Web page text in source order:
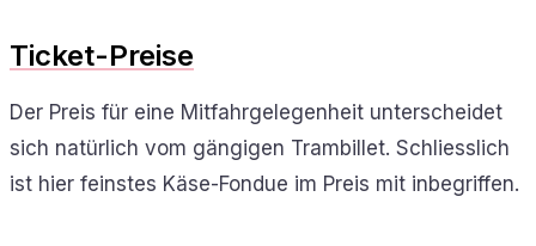
Ticket-Preise
Der Preis für eine Mitfahrgelegenheit unterscheidet
sich natürlich vom gängigen Trambillet. Schliesslich
ist hier feinstes Käse-Fondue im Preis mit inbegriffen.